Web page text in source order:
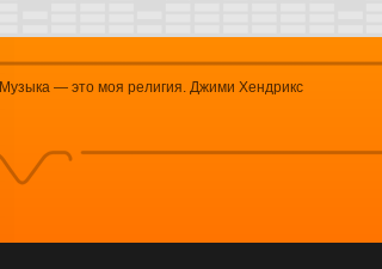
Музыка — это моя религия. Джими Хендрикс